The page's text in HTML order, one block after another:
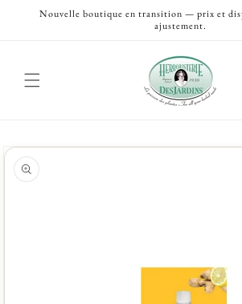
passer
Nouvelle boutique en transition — prix et
ajustement.
Passer aux
informations
produits